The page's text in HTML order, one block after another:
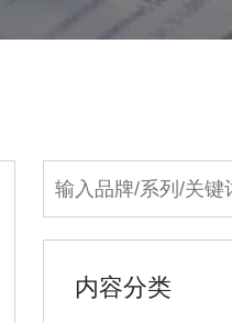
内容分类